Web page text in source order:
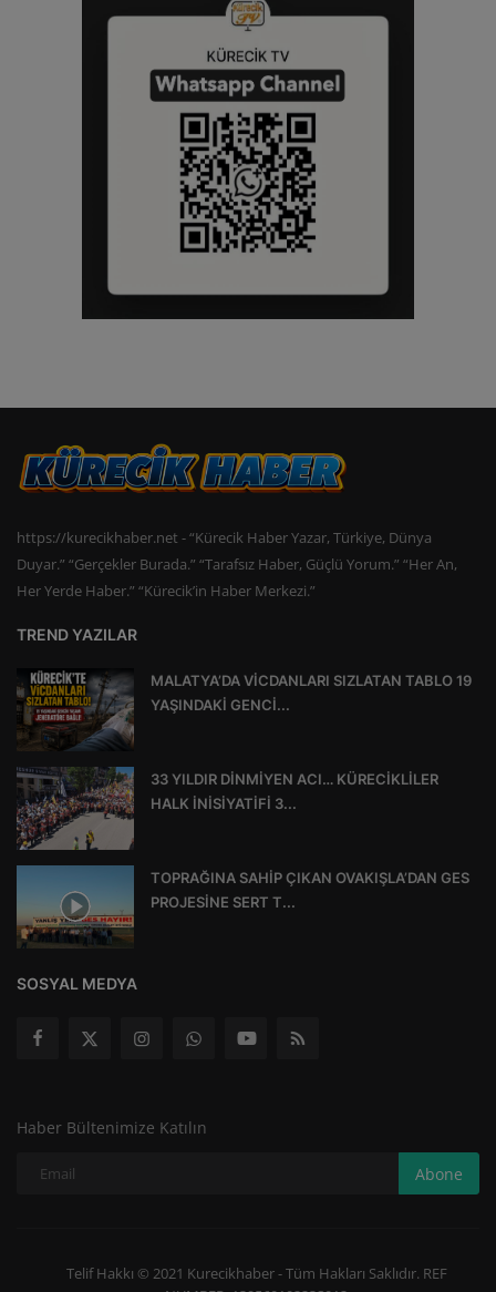
https://kurecikhaber.net - “Kürecik Haber Yazar, Türkiye, Dünya
Duyar.” “Gerçekler Burada.” “Tarafsız Haber, Güçlü Yorum.” “Her An,
Her Yerde Haber.” “Kürecik’in Haber Merkezi.”
TREND YAZILAR
MALATYA’DA VİCDANLARI SIZLATAN TABLO 19
YAŞINDAKİ GENCİ...
33 YILDIR DİNMİYEN ACI… KÜRECİKLİLER
HALK İNİSİYATİFİ 3...
TOPRAĞINA SAHİP ÇIKAN OVAKIŞLA’DAN GES
PROJESİNE SERT T...
SOSYAL MEDYA
Haber Bültenimize Katılın
Abone
Telif Hakkı © 2021 Kurecikhaber - Tüm Hakları Saklıdır. REF